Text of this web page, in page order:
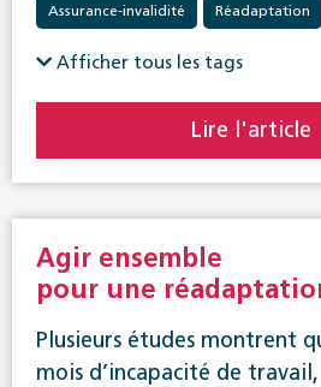
Assurance-invalidité Réadaptation
Afficher tous les tags
Lire l'article
Agir ensemble
pour une
Plusieurs études montrent
mois d’incapacité de travail,